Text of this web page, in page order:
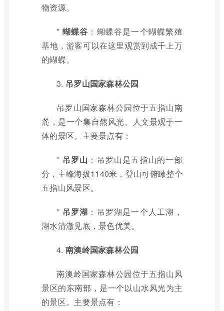
物资源。
* 蝴蝶谷 ：蝴蝶谷是一个蝴蝶繁殖
基地，游客可以在这里观赏到成千上万
的蝴蝶。
3. 吊罗山国家森林公园
吊罗山国家森林公园位于五指山南
麓，是一个集自然风光、人文景观于一
体的景区。主要景点有：
* 吊罗山 ：吊罗山是五指山的一部
分，主峰海拔1140米，登山可俯瞰整个
五指山风景区。
* 吊罗湖 ：吊罗湖是一个人工湖，
湖水清澈见底，景色优美。
4. 南澳岭国家森林公园
南澳岭国家森林公园位于五指山风
景区的东南部，是一个以山水风光为主
的景区。主要景点有：